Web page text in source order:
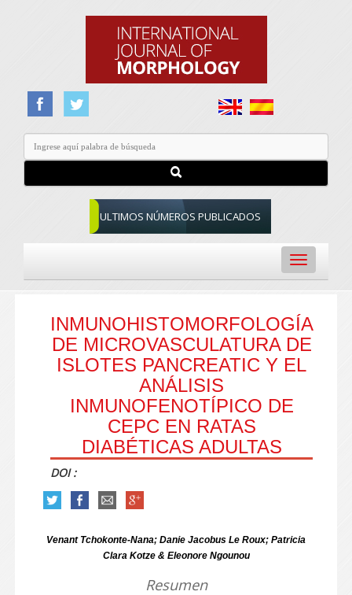
ULTIMOS NÚMEROS PUBLICADOS
Toggle
navigation
INMUNOHISTOMORFOLOGÍA
DE MICROVASCULATURA DE
ISLOTES PANCREATIC Y EL
ANÁLISIS
INMUNOFENOTÍPICO DE
CEPC EN RATAS
DIABÉTICAS ADULTAS
DOI :
Venant Tchokonte-Nana; Danie Jacobus Le Roux; Patricia
Clara Kotze & Eleonore Ngounou
Resumen